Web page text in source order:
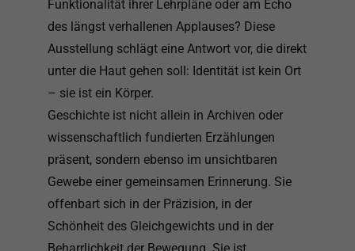
Funktionalität ihrer Lehrpläne oder am Echo
des längst verhallenen Applauses? Diese
Ausstellung schlägt eine Antwort vor, die direkt
unter die Haut gehen soll: Identität ist kein Ort
– sie ist ein Körper.
Geschichte ist nicht allein in Archiven oder
wissenschaftlich fundierten Erzählungen
präsent, sondern ebenso im unsichtbaren
Gewebe einer gemeinsamen Erinnerung. Sie
offenbart sich in der Präzision, in der
Schönheit des Gleichgewichts und in der